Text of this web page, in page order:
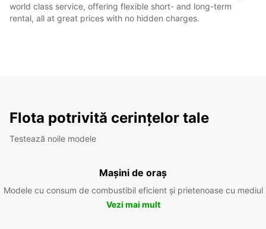
world class service, offering flexible short- and long-term
rental, all at great prices with no hidden charges.
Flota potrivită cerințelor tale
Testează noile modele
Mașini de oraș
Modele cu consum de combustibil eficient și prietenoase cu mediul
Vezi mai mult